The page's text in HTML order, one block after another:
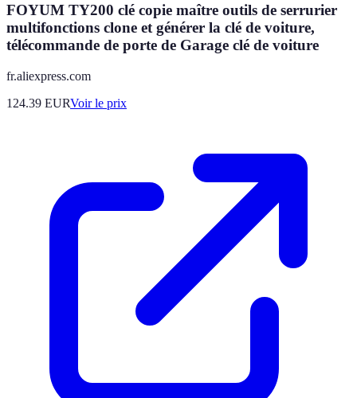
FOYUM TY200 clé copie maître outils de serrurier
multifonctions clone et générer la clé de voiture,
télécommande de porte de Garage clé de voiture
fr.aliexpress.com
124.39 EURVoir le prix